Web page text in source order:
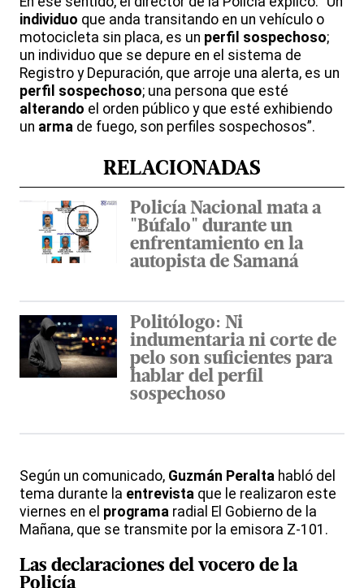
individuo que anda transitando en un vehículo o
motocicleta sin placa, es un perfil sospechoso;
un individuo que se depure en el sistema de
Registro y Depuración, que arroje una alerta, es un
perfil sospechoso; una persona que esté
alterando el orden público y que esté exhibiendo
un arma de fuego, son perfiles sospechosos”.
RELACIONADAS
Policía Nacional mata a
"Búfalo" durante un
enfrentamiento en la
autopista de Samaná
Politólogo: Ni
indumentaria ni corte de
pelo son suficientes para
hablar del perfil
sospechoso
Según un comunicado, Guzmán Peralta habló del
tema durante la entrevista que le realizaron este
viernes en el programa radial El Gobierno de la
Mañana, que se transmite por la emisora Z-101.
Las declaraciones del vocero de la